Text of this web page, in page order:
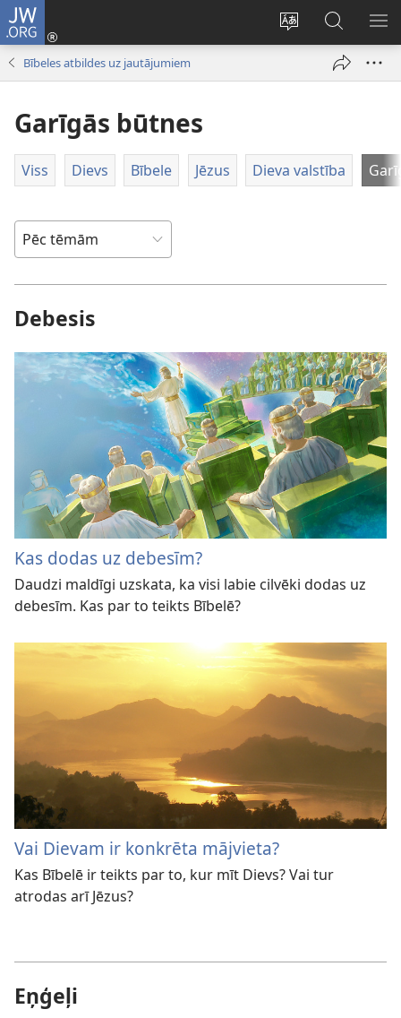
JW.ORG
Mainīt
valodu
Pieteikties
(opens
Meklēt
vietnē
JW.ORG
Bībeles atbildes uz jautājumiem
Garīgās būtnes
Viss Dievs Bībele Jēzus Dieva valstība
Debesis
Kas dodas uz debesīm?
Daudzi maldīgi uzskata, ka visi labie cilvēki dodas uz
debesīm. Kas par to teikts Bībelē?
Vai Dievam ir konkrēta mājvieta?
Kas Bībelē ir teikts par to, kur mīt Dievs? Vai tur
atrodas arī Jēzus?
Eņģeļi